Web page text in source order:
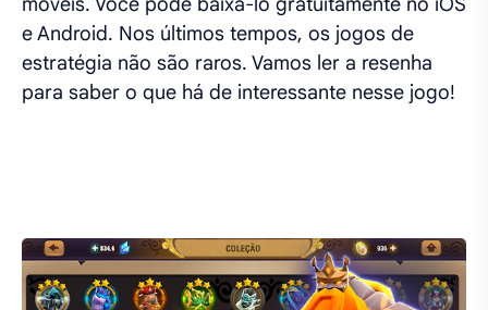
e Android. Nos últimos tempos, os jogos de
estratégia não são raros. Vamos ler a resenha
para saber o que há de interessante nesse jogo!